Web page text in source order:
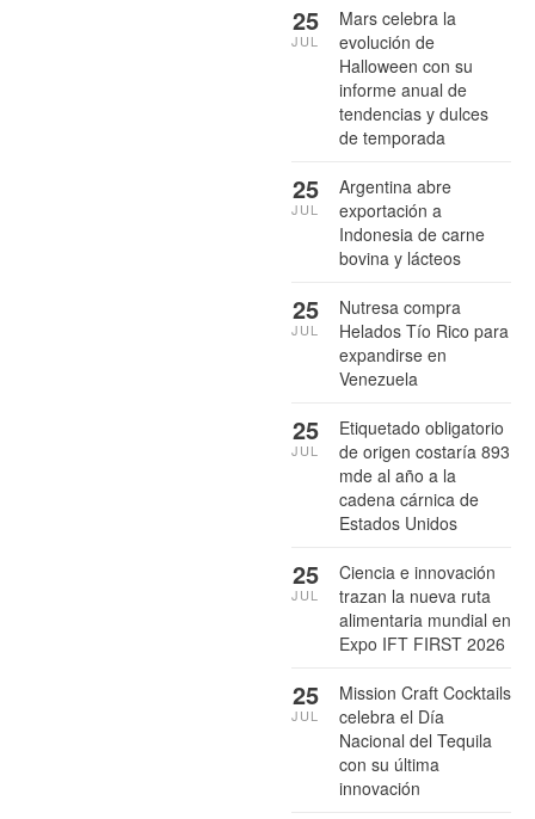
Mars celebra la
evolución de
Halloween con su
informe anual de
tendencias y dulces
de temporada
25
JUL
Argentina abre
exportación a
Indonesia de carne
bovina y lácteos
25
JUL
Nutresa compra
Helados Tío Rico para
expandirse en
Venezuela
25
JUL
Etiquetado obligatorio
de origen costaría 893
mde al año a la
cadena cárnica de
Estados Unidos
25
JUL
Ciencia e innovación
trazan la nueva ruta
alimentaria mundial en
Expo IFT FIRST 2026
25
JUL
Mission Craft Cocktails
celebra el Día
Nacional del Tequila
con su última
innovación
25
JUL